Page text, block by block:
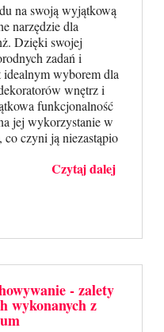
na swoją wyjątkową
narzędzie dla
Dzięki swojej
zadań i
wyborem dla
wnętrz i
funkcjonalność
jej wykorzystanie w
czyni ją niezastąpio
Czytaj dalej
- zalety
wykonanych z